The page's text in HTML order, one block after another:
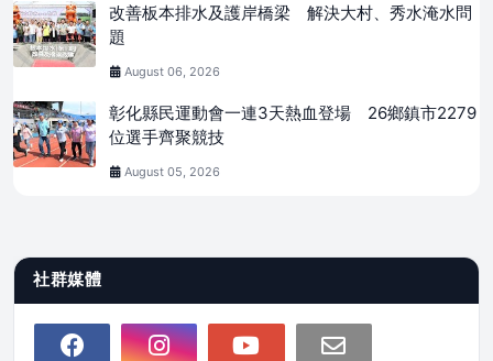
改善板本排水及護岸橋梁 解決大村、秀水淹水問
題
August 06, 2026
彰化縣民運動會一連3天熱血登場 26鄉鎮市2279
位選手齊聚競技
August 05, 2026
社群媒體